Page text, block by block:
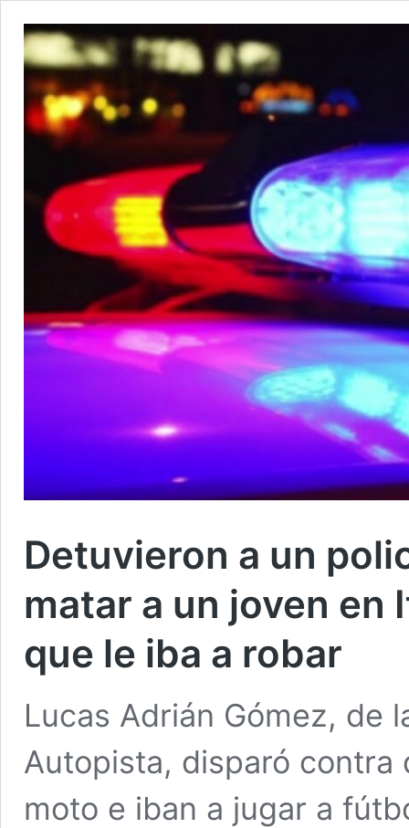
Detuvieron a un
matar a un joven en
que le iba a robar
Lucas Adrián Gómez, de
Autopista, disparó contra
moto e iban a jugar a